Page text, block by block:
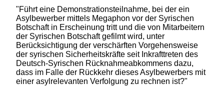
"Führt eine Demonstrationsteilnahme, bei der ein
Asylbewerber mittels Megaphon vor der Syrischen
Botschaft in Erscheinung tritt und die von Mitarbeitern
der Syrischen Botschaft gefilmt wird, unter
Berücksichtigung der verschärften Vorgehensweise
der syrischen Sicherheitskräfte seit Inkrafttreten des
Deutsch-Syrischen Rücknahmeabkommens dazu,
dass im Falle der Rückkehr dieses Asylbewerbers mit
einer asylrelevanten Verfolgung zu rechnen ist?"